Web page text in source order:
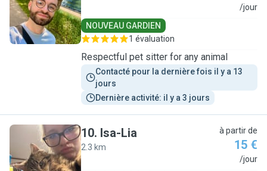
M
/jour
NOUVEAU GARDIEN
1 évaluation
Respectful pet sitter for any animal
Contacté pour la dernière fois il y a 13
jours
Dernière activité: il y a 3 jours
I
10. Isa-Lia
2.3 km
à partir de
15 €
/jour